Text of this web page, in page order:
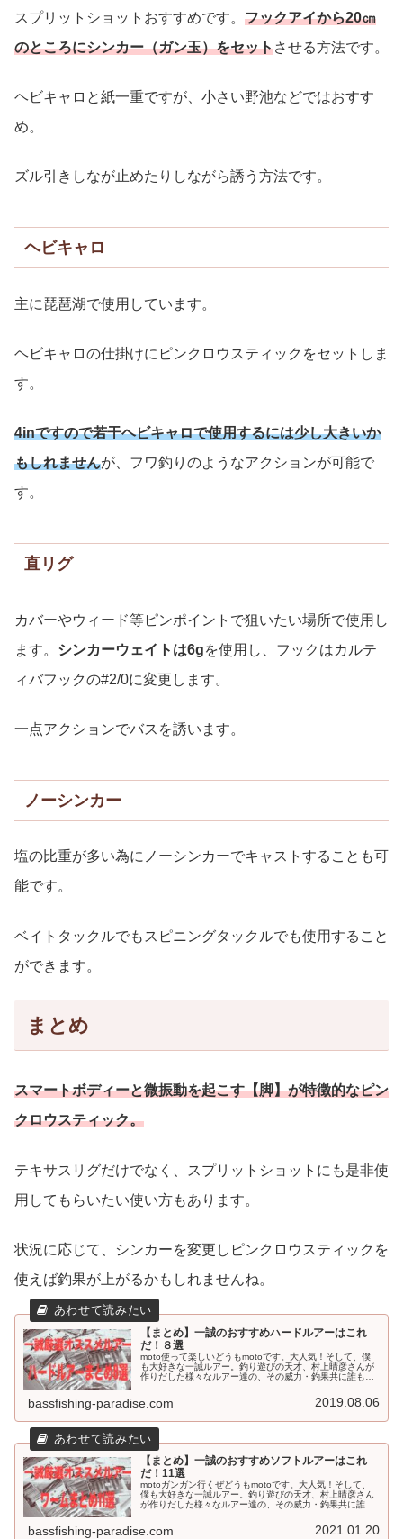
スプリットショットおすすめです。 フックアイから20㎝
のところにシンカー（ガン玉）をセットさせる方法です。
ヘビキャロと紙一重ですが、小さい野池などではおすす
め。
ズル引きしなが止めたりしながら誘う方法です。
ヘビキャロ
主に琵琶湖で使用しています。
ヘビキャロの仕掛けにピンクロウスティックをセットしま
す。
4inですので若干ヘビキャロで使用するには少し大きいか
もしれませんが、フワ釣りのようなアクションが可能で
す。
直リグ
カバーやウィード等ピンポイントで狙いたい場所で使用し
ます。 シンカーウェイトは6gを使用し、フックはカルテ
ィバフックの#2/0に変更します。
一点アクションでバスを誘います。
ノーシンカー
塩の比重が多い為にノーシンカーでキャストすることも可
能です。
ベイトタックルでもスピニングタックルでも使用すること
ができます。
まとめ
スマートボディーと微振動を起こす【脚】が特徴的なピン
クロウスティック。
テキサスリグだけでなく、スプリットショットにも是非使
用してもらいたい使い方もあります。
状況に応じて、シンカーを変更しピンクロウスティックを
使えば釣果が上がるかもしれませんね。
【まとめ】一誠のおすすめハードルアーはこれ
だ！８選
moto使って楽しいどうもmotoです。大人気！そして、僕
も大好きな一誠ルアー。釣り遊びの天才、村上晴彦さんが
作りだした様々なルアー達の、その威力・釣果共に誰もが
bassfishing-paradise.com 2019.08.06
【まとめ】一誠のおすすめソフトルアーはこれ
だ！11選
motoガンガン行くぜどうもmotoです。大人気！そして、
僕も大好きな一誠ルアー。釣り遊びの天才、村上晴彦さん
が作りだした様々なルアー達の、その威力・釣果共に誰も
bassfishing-paradise.com 2021.01.20